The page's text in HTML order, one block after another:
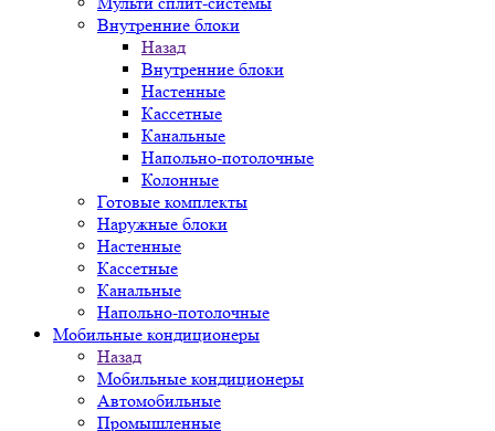
Внутренние блоки
Назад
Внутренние блоки
Настенные
Кассетные
Канальные
Напольно-потолочные
Колонные
Готовые комплекты
Наружные блоки
Настенные
Кассетные
Канальные
Напольно-потолочные
Мобильные кондиционеры
Назад
Мобильные кондиционеры
Автомобильные
Промышленные